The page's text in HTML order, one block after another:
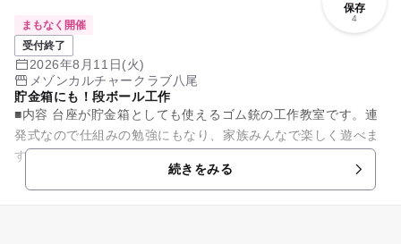
保存
4
まもなく開催
受付終了
2026年8月11日(火)
メゾンカルチャークラブ八尾
貯金箱にも！段ボール工作
■内容 台座が貯金箱としても使えるゴム銃の工作教室です。連
発式なので仕組みの勉強にもなり、家族みんなで楽しく遊べま
す。 ■日時 8/11(火)14：00～16：00 ■お持物 お持ち帰...
続きをみる